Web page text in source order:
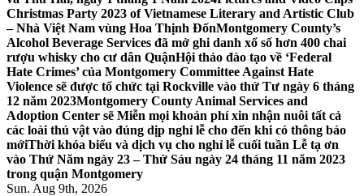
Christmas Party 2023 of Vietnamese Literary and Artistic Club
– Nhà Việt Nam vùng Hoa Thịnh ĐốnMontgomery County’s
Alcohol Beverage Services đã mở ghi danh xổ số hơn 400 chai
rượu whisky cho cư dân QuậnHội thảo đào tạo về ‘Federal
Hate Crimes’ của Montgomery Committee Against Hate
Violence sẽ được tổ chức tại Rockville vào thứ Tư ngày 6 tháng
12 năm 2023Montgomery County Animal Services and
Adoption Center sẽ Miễn mọi khoản phí xin nhận nuôi tất cả
các loài thú vật vào đúng dịp nghỉ lễ cho đến khi có thông báo
mớiThời khóa biểu và dịch vụ cho nghỉ lễ cuối tuần Lễ tạ ơn
vào Thứ Năm ngày 23 – Thứ Sáu ngày 24 tháng 11 năm 2023
trong quận Montgomery
Sun. Aug 9th, 2026